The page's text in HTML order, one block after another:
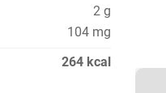
2 g
104 mg
264 kcal